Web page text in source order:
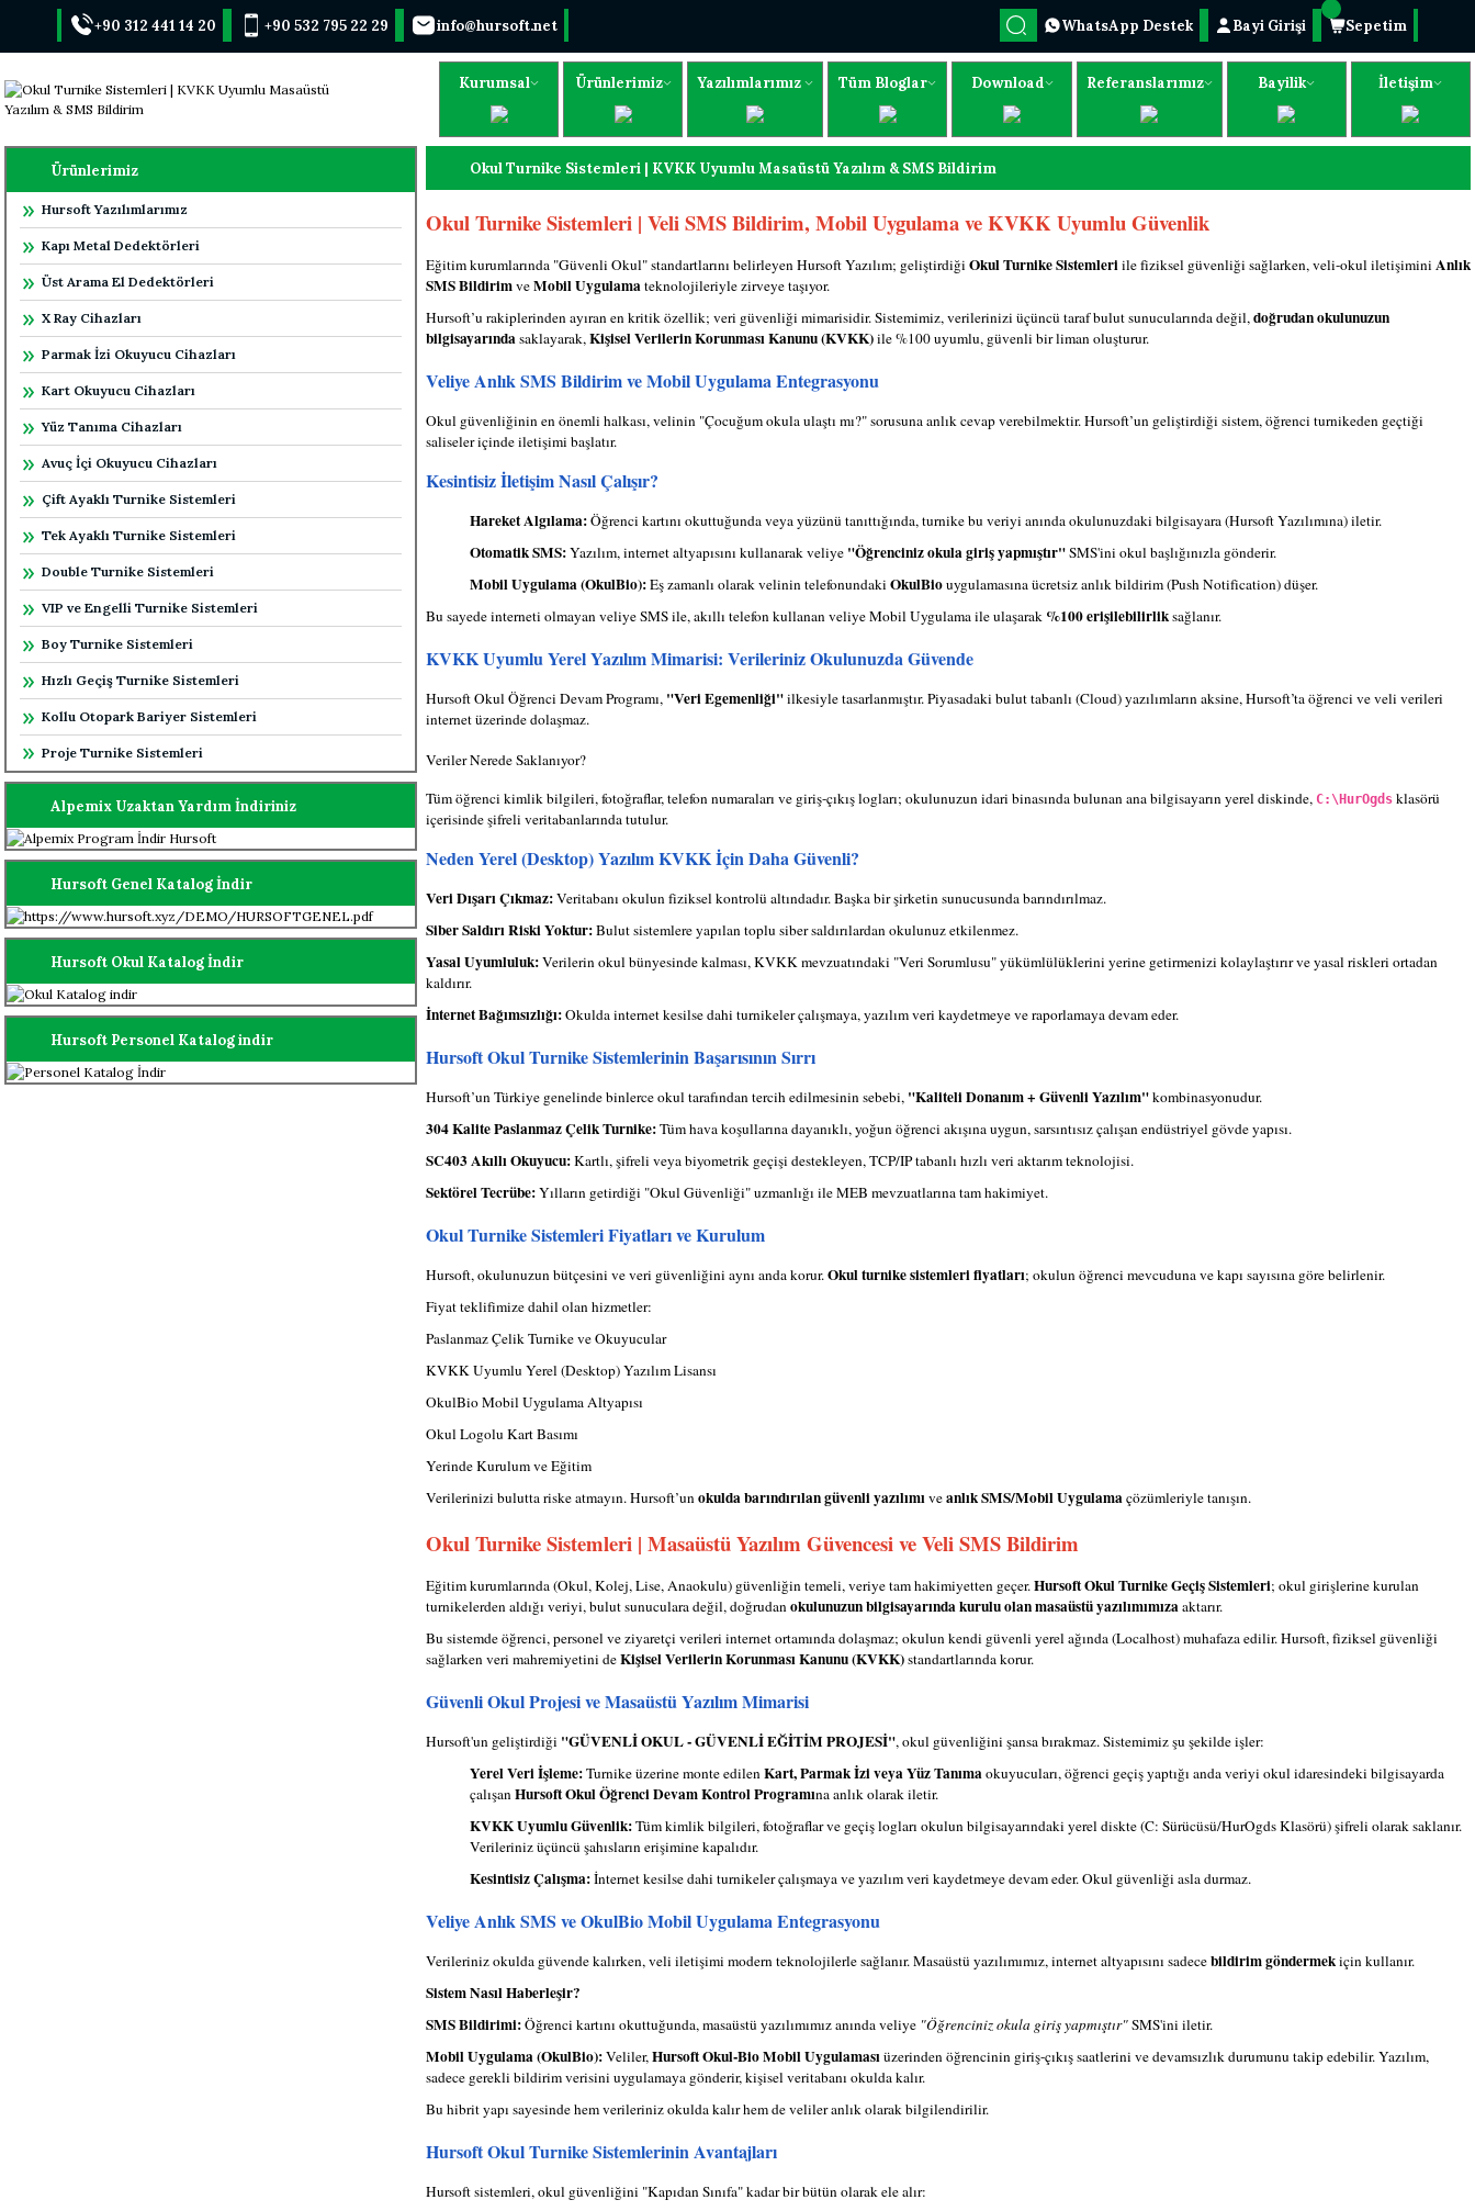
+90 312 441 14 20 +90 532 795 22 29 info@hursoft.net WhatsApp Destek Bayi Girişi Sepetim
Kurumsal Ürünlerimiz Yazılımlarımız Tüm Bloglar Download Referanslarımız Bayilik İletişim
Ürünlerimiz
Hursoft Yazılımlarımız
Kapı Metal Dedektörleri
Üst Arama El Dedektörleri
X Ray Cihazları
Parmak İzi Okuyucu Cihazları
Kart Okuyucu Cihazları
Yüz Tanıma Cihazları
Avuç İçi Okuyucu Cihazları
Çift Ayaklı Turnike Sistemleri
Tek Ayaklı Turnike Sistemleri
Double Turnike Sistemleri
VIP ve Engelli Turnike Sistemleri
Boy Turnike Sistemleri
Hızlı Geçiş Turnike Sistemleri
Kollu Otopark Bariyer Sistemleri
Proje Turnike Sistemleri
Alpemix Uzaktan Yardım İndiriniz
Hursoft Genel Katalog İndir
Hursoft Okul Katalog İndir
Hursoft Personel Katalog indir
Okul Turnike Sistemleri | KVKK Uyumlu Masaüstü Yazılım & SMS Bildirim
Okul Turnike Sistemleri | Veli SMS Bildirim, Mobil Uygulama ve KVKK Uyumlu Güvenlik
Eğitim kurumlarında "Güvenli Okul" standartlarını belirleyen Hursoft Yazılım; geliştirdiği Okul Turnike Sistemleriile fiziksel güvenliği sağlarken, veli-okul iletişimini Anlık
SMS BildirimveMobil Uygulamateknolojileriyle zirveye taşıyor.
Hursoft’u rakiplerinden ayıran en kritik özellik; veri güvenliği mimarisidir. Sistemimiz, verilerinizi üçüncü taraf bulut sunucularında değil,doğrudan okulunuzun
bilgisayarındasaklayarak,Kişisel Verilerin Korunması Kanunu (KVKK)ile %100 uyumlu, güvenli bir liman oluşturur.
Veliye Anlık SMS Bildirim ve Mobil Uygulama Entegrasyonu
Okul güvenliğinin en önemli halkası, velinin "Çocuğum okula ulaştı mı?" sorusuna anlık cevap verebilmektir. Hursoft’un geliştirdiği sistem, öğrenci turnikeden geçtiği
saliseler içinde iletişimi başlatır.
Kesintisiz İletişim Nasıl Çalışır?
Hareket Algılama:Öğrenci kartını okuttuğunda veya yüzünü tanıttığında, turnike bu veriyi anında okulunuzdaki bilgisayara (Hursoft Yazılımına) iletir.
Otomatik SMS:Yazılım, internet altyapısını kullanarak veliye "Öğrenciniz okula giriş yapmıştır"SMS'ini okul başlığınızla gönderir.
Mobil Uygulama (OkulBio):Eş zamanlı olarak velinin telefonundaki OkulBiouygulamasına ücretsiz anlık bildirim (Push Notification) düşer.
Bu sayede interneti olmayan veliye SMS ile, akıllı telefon kullanan veliye Mobil Uygulama ile ulaşarak %100 erişilebilirliksağlanır.
KVKK Uyumlu Yerel Yazılım Mimarisi: Verileriniz Okulunuzda Güvende
Hursoft Okul Öğrenci Devam Programı, "Veri Egemenliği"ilkesiyle tasarlanmıştır. Piyasadaki bulut tabanlı (Cloud) yazılımların aksine, Hursoft’ta öğrenci ve veli verileri
internet üzerinde dolaşmaz.
Veriler Nerede Saklanıyor?
Tüm öğrenci kimlik bilgileri, fotoğraflar, telefon numaraları ve giriş-çıkış logları; okulunuzun idari binasında bulunan ana bilgisayarın yerel diskinde, C:\HurOgds klasörü
içerisinde şifreli veritabanlarında tutulur.
Neden Yerel (Desktop) Yazılım KVKK İçin Daha Güvenli?
Veri Dışarı Çıkmaz:Veritabanı okulun fiziksel kontrolü altındadır. Başka bir şirketin sunucusunda barındırılmaz.
Siber Saldırı Riski Yoktur:Bulut sistemlere yapılan toplu siber saldırılardan okulunuz etkilenmez.
Yasal Uyumluluk:Verilerin okul bünyesinde kalması, KVKK mevzuatındaki "Veri Sorumlusu" yükümlülüklerini yerine getirmenizi kolaylaştırır ve yasal riskleri ortadan
kaldırır.
İnternet Bağımsızlığı:Okulda internet kesilse dahi turnikeler çalışmaya, yazılım veri kaydetmeye ve raporlamaya devam eder.
Hursoft Okul Turnike Sistemlerinin Başarısının Sırrı
Hursoft’un Türkiye genelinde binlerce okul tarafından tercih edilmesinin sebebi, "Kaliteli Donanım + Güvenli Yazılım"kombinasyonudur.
304 Kalite Paslanmaz Çelik Turnike:Tüm hava koşullarına dayanıklı, yoğun öğrenci akışına uygun, sarsıntısız çalışan endüstriyel gövde yapısı.
SC403 Akıllı Okuyucu:Kartlı, şifreli veya biyometrik geçişi destekleyen, TCP/IP tabanlı hızlı veri aktarım teknolojisi.
Sektörel Tecrübe:Yılların getirdiği "Okul Güvenliği" uzmanlığı ile MEB mevzuatlarına tam hakimiyet.
Okul Turnike Sistemleri Fiyatları ve Kurulum
Hursoft, okulunuzun bütçesini ve veri güvenliğini aynı anda korur.Okul turnike sistemleri fiyatları; okulun öğrenci mevcuduna ve kapı sayısına göre belirlenir.
Fiyat teklifimize dahil olan hizmetler:
Paslanmaz Çelik Turnike ve Okuyucular
KVKK Uyumlu Yerel (Desktop) Yazılım Lisansı
OkulBio Mobil Uygulama Altyapısı
Okul Logolu Kart Basımı
Yerinde Kurulum ve Eğitim
Verilerinizi bulutta riske atmayın. Hursoft’unokulda barındırılan güvenli yazılımıveanlık SMS/Mobil Uygulamaçözümleriyle tanışın.
Okul Turnike Sistemleri | Masaüstü Yazılım Güvencesi ve Veli SMS Bildirim
Eğitim kurumlarında (Okul, Kolej, Lise, Anaokulu) güvenliğin temeli, veriye tam hakimiyetten geçer.Hursoft Okul Turnike Geçiş Sistemleri; okul girişlerine kurulan
turnikelerden aldığı veriyi, bulut sunuculara değil, doğrudanokulunuzun bilgisayarında kurulu olan masaüstü yazılımımızaaktarır.
Bu sistemde öğrenci, personel ve ziyaretçi verileri internet ortamında dolaşmaz; okulun kendi güvenli yerel ağında (Localhost) muhafaza edilir. Hursoft, fiziksel güvenliği
sağlarken veri mahremiyetini deKişisel Verilerin Korunması Kanunu (KVKK)standartlarında korur.
Güvenli Okul Projesi ve Masaüstü Yazılım Mimarisi
Hursoft'un geliştirdiği "GÜVENLİ OKUL - GÜVENLİ EĞİTİM PROJESİ", okul güvenliğini şansa bırakmaz. Sistemimiz şu şekilde işler:
Yerel Veri İşleme:Turnike üzerine monte edilenKart, Parmak İzi veya Yüz Tanımaokuyucuları, öğrenci geçiş yaptığı anda veriyi okul idaresindeki bilgisayarda
çalışanHursoft Okul Öğrenci Devam Kontrol Programına anlık olarak iletir.
KVKK Uyumlu Güvenlik:Tüm kimlik bilgileri, fotoğraflar ve geçiş logları okulun bilgisayarındaki yerel diskte (C: Sürücüsü/HurOgds Klasörü) şifreli olarak saklanır.
Verileriniz üçüncü şahısların erişimine kapalıdır.
Kesintisiz Çalışma:İnternet kesilse dahi turnikeler çalışmaya ve yazılım veri kaydetmeye devam eder. Okul güvenliği asla durmaz.
Veliye Anlık SMS ve OkulBio Mobil Uygulama Entegrasyonu
Verileriniz okulda güvende kalırken, veli iletişimi modern teknolojilerle sağlanır. Masaüstü yazılımımız, internet altyapısını sadecebildirim göndermekiçin kullanır.
Sistem Nasıl Haberleşir?
SMS Bildirimi:Öğrenci kartını okuttuğunda, masaüstü yazılımımız anında veliye "Öğrenciniz okula giriş yapmıştır"SMS'ini iletir.
Mobil Uygulama (OkulBio):Veliler,Hursoft Okul-Bio Mobil Uygulamasıüzerinden öğrencinin giriş-çıkış saatlerini ve devamsızlık durumunu takip edebilir. Yazılım,
sadece gerekli bildirim verisini uygulamaya gönderir, kişisel veritabanı okulda kalır.
Bu hibrit yapı sayesinde hem verileriniz okulda kalır hem de veliler anlık olarak bilgilendirilir.
Hursoft Okul Turnike Sistemlerinin Avantajları
Hursoft sistemleri, okul güvenliğini "Kapıdan Sınıfa" kadar bir bütün olarak ele alır: